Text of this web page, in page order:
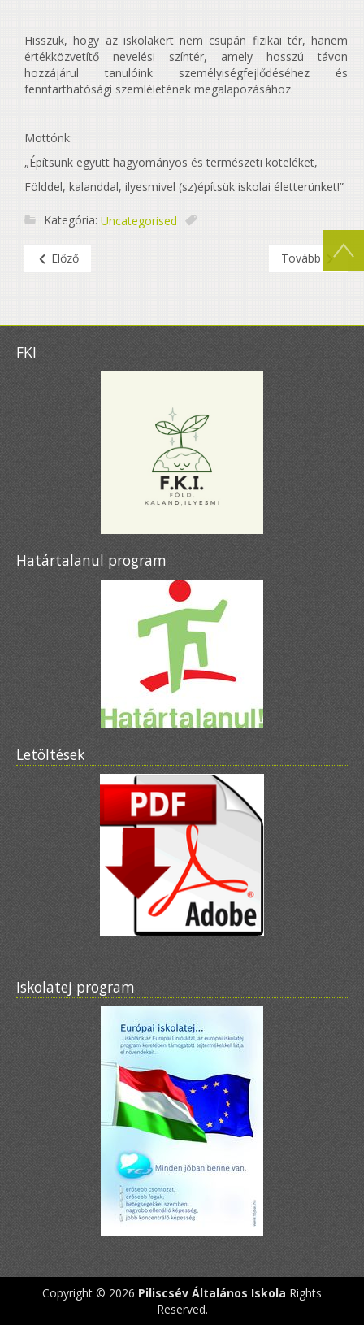
Hisszük, hogy az iskolakert nem csupán fizikai tér, hanem
értékközvetítő nevelési színtér, amely hosszú távon
hozzájárul tanulóink személyiségfejlődéséhez és
fenntarthatósági szemléletének megalapozásához.
Mottónk:
„Építsünk együtt hagyományos és természeti köteléket,
Földdel, kalanddal, ilyesmivel (sz)építsük iskolai életterünket!”
Kategória: Uncategorised
Előző Tovább
FKI
Határtalanul program
Letöltések
Iskolatej program
Copyright © 2026 Piliscsév Általános Iskola Rights
Reserved.